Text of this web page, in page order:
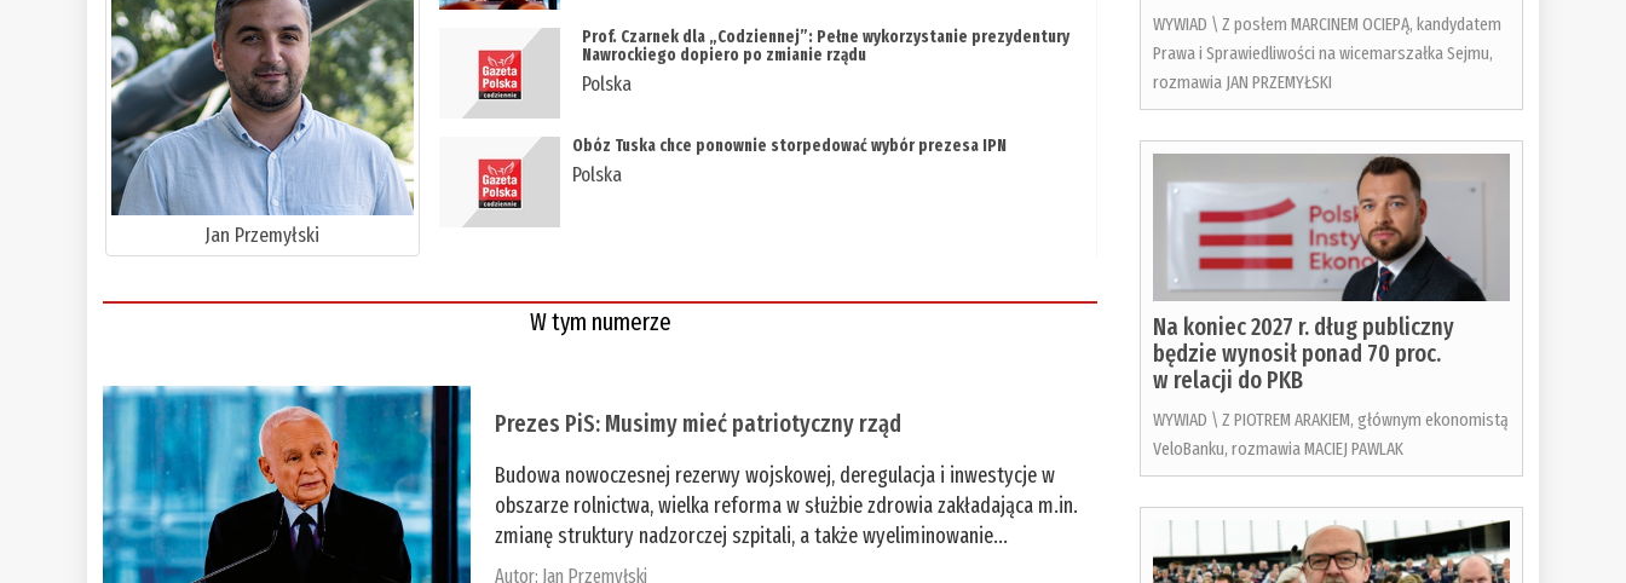
Jan Przemyłski
Prof. Czarnek dla „Codziennej”: Pełne wykorzystanie prezydentury
Nawrockiego dopiero po zmianie rządu
Polska
Obóz Tuska chce ponownie storpedować wybór prezesa IPN
Polska
W tym numerze
Prezes PiS: Musimy mieć patriotyczny rząd
Budowa nowoczesnej rezerwy wojskowej, deregulacja i inwestycje w
obszarze rolnictwa, wielka reforma w służbie zdrowia zakładająca m.in.
zmianę struktury nadzorczej szpitali, a także wyeliminowanie...
Autor: Jan Przemyłski
WYWIAD \ Z posłem MARCINEM OCIEPĄ, kandydatem
Prawa i Sprawiedliwości na wicemarszałka Sejmu,
rozmawia JAN PRZEMYŁSKI
Na koniec 2027 r. dług publiczny
będzie wynosił ponad 70 proc.
w relacji do PKB
WYWIAD \ Z PIOTREM ARAKIEM, głównym ekonomistą
VeloBanku, rozmawia MACIEJ PAWLAK